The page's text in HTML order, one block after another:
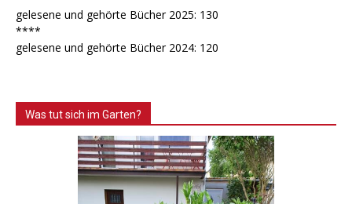
gelesene und gehörte Bücher 2025: 130
****
gelesene und gehörte Bücher 2024: 120
Was tut sich im Garten?